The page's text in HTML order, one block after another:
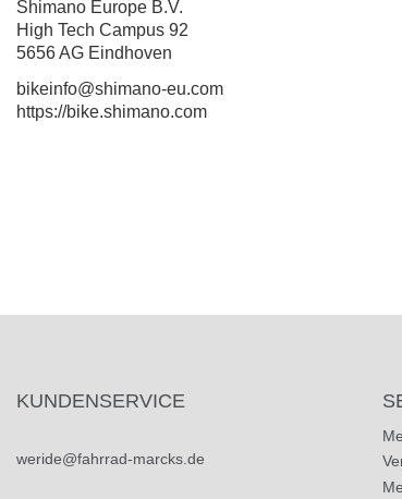
Shimano Europe B.V.
High Tech Campus 92
5656 AG Eindhoven
bikeinfo@shimano-eu.com
https://bike.shimano.com
KUNDENSERVICE
weride@fahrrad-marcks.de